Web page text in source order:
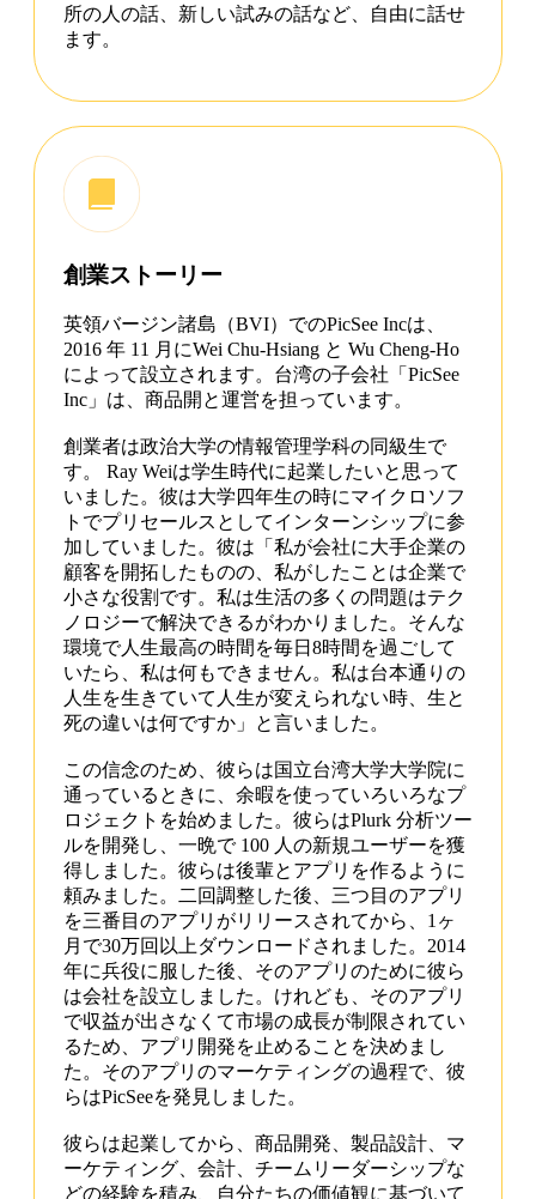
所の人の話、新しい試みの話など、自由に話せ
ます。
創業ストーリー
英領バージン諸島（BVI）でのPicSee Incは、
2016 年 11 月にWei Chu-Hsiang と Wu Cheng-Ho
によって設立されます。台湾の子会社「PicSee
Inc」は、商品開と運営を担っています。
創業者は政治大学の情報管理学科の同級生で
す。 Ray Weiは学生時代に起業したいと思って
いました。彼は大学四年生の時にマイクロソフ
トでプリセールスとしてインターンシップに参
加していました。彼は「私が会社に大手企業の
顧客を開拓したものの、私がしたことは企業で
小さな役割です。私は生活の多くの問題はテク
ノロジーで解決できるがわかりました。そんな
環境で人生最高の時間を毎日8時間を過ごして
いたら、私は何もできません。私は台本通りの
人生を生きていて人生が変えられない時、生と
死の違いは何ですか」と言いました。
この信念のため、彼らは国立台湾大学大学院に
通っているときに、余暇を使っていろいろなプ
ロジェクトを始めました。彼らはPlurk 分析ツー
ルを開発し、一晩で 100 人の新規ユーザーを獲
得しました。彼らは後輩とアプリを作るように
頼みました。二回調整した後、三つ目のアプリ
を三番目のアプリがリリースされてから、1ヶ
月で30万回以上ダウンロードされました。2014
年に兵役に服した後、そのアプリのために彼ら
は会社を設立しました。けれども、そのアプリ
で収益が出さなくて市場の成長が制限されてい
るため、アプリ開発を止めることを決めまし
た。そのアプリのマーケティングの過程で、彼
らはPicSeeを発見しました。
彼らは起業してから、商品開発、製品設計、マ
ーケティング、会計、チームリーダーシップな
どの経験を積み、自分たちの価値観に基づいて